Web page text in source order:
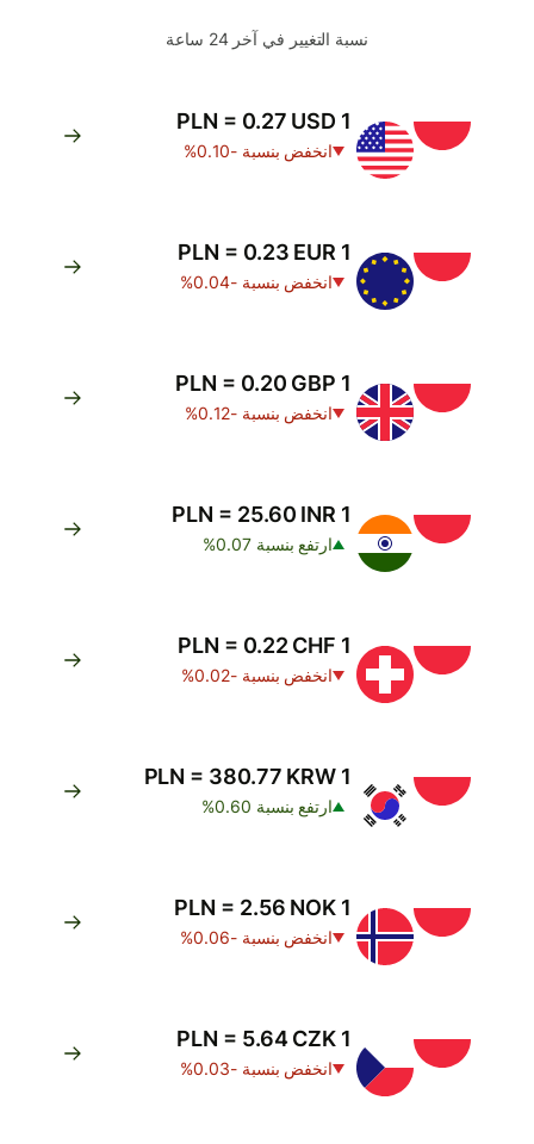
نسبة التغيير في آخر 24 ساعة
1 PLN = 0.27 USD
انخفض بنسبة -0.10%
1 PLN = 0.23 EUR
انخفض بنسبة -0.04%
1 PLN = 0.20 GBP
انخفض بنسبة -0.12%
1 PLN = 25.60 INR
ارتفع بنسبة 0.07%
1 PLN = 0.22 CHF
انخفض بنسبة -0.02%
1 PLN = 380.77 KRW
ارتفع بنسبة 0.60%
1 PLN = 2.56 NOK
انخفض بنسبة -0.06%
1 PLN = 5.64 CZK
انخفض بنسبة -0.03%